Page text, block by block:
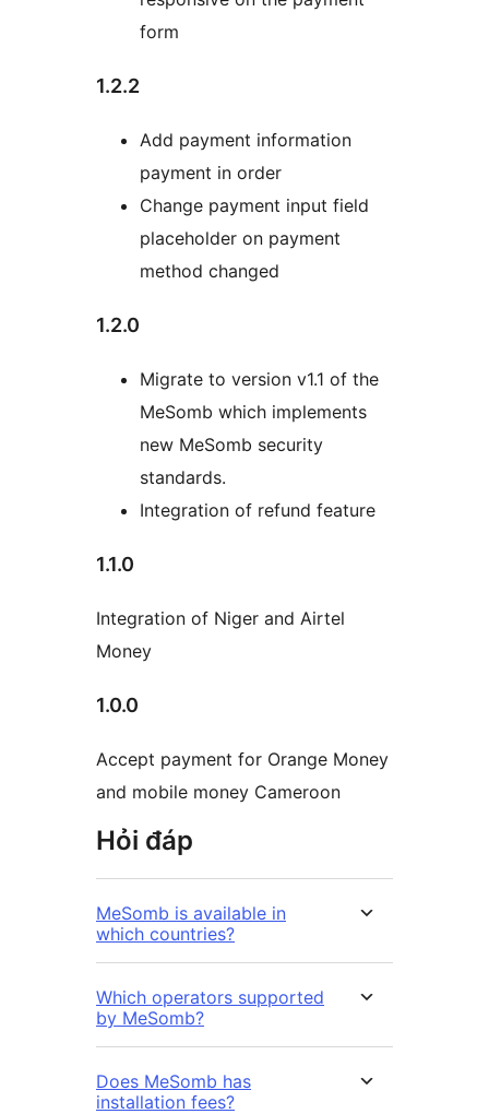
form
1.2.2
Add payment information
payment in order
Change payment input field
placeholder on payment
method changed
1.2.0
Migrate to version v1.1 of the
MeSomb which implements
new MeSomb security
standards.
Integration of refund feature
1.1.0
Integration of Niger and Airtel
Money
1.0.0
Accept payment for Orange Money
and mobile money Cameroon
Hỏi đáp
MeSomb is available in
which countries?
Which operators supported
by MeSomb?
Does MeSomb has
installation fees?